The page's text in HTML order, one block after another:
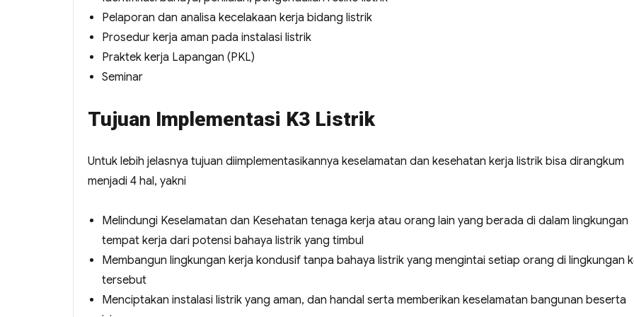
Pelaporan dan analisa kecelakaan kerja bidang listrik
Prosedur kerja aman pada instalasi listrik
Praktek kerja Lapangan (PKL)
Seminar
Tujuan Implementasi K3 Listrik
Untuk lebih jelasnya tujuan diimplementasikannya keselamatan dan kesehatan kerja listrik bisa dirangkum
menjadi 4 hal, yakni
Melindungi Keselamatan dan Kesehatan tenaga kerja atau orang lain yang berada di dalam lingkungan
tempat kerja dari potensi bahaya listrik yang timbul
Membangun lingkungan kerja kondusif tanpa bahaya listrik yang mengintai setiap orang di lingkungan
tersebut
Menciptakan instalasi listrik yang aman, dan handal serta memberikan keselamatan bangunan beserta